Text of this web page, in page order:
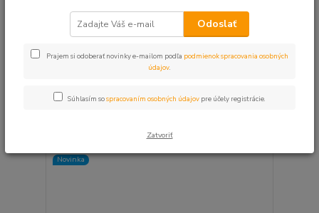
Upresniť parametre
Najdrahšie
Zobrazujem 1-50 z 50
Novinka
Odoslať
Prajem si odoberať novinky e-mailom podľa podmienok spracovania osobných
údajov.
Súhlasím sospracovaním osobných údajov pre účely registrácie.
Zatvoriť